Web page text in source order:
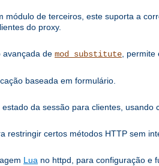
módulo de terceiros, este suporta a
do proxy.
avançada de mod_substitute ,
baseada em formulário.
da sessão para clientes, usando
restringir certos métodos HTTP sem
Lua no httpd, para configuração e